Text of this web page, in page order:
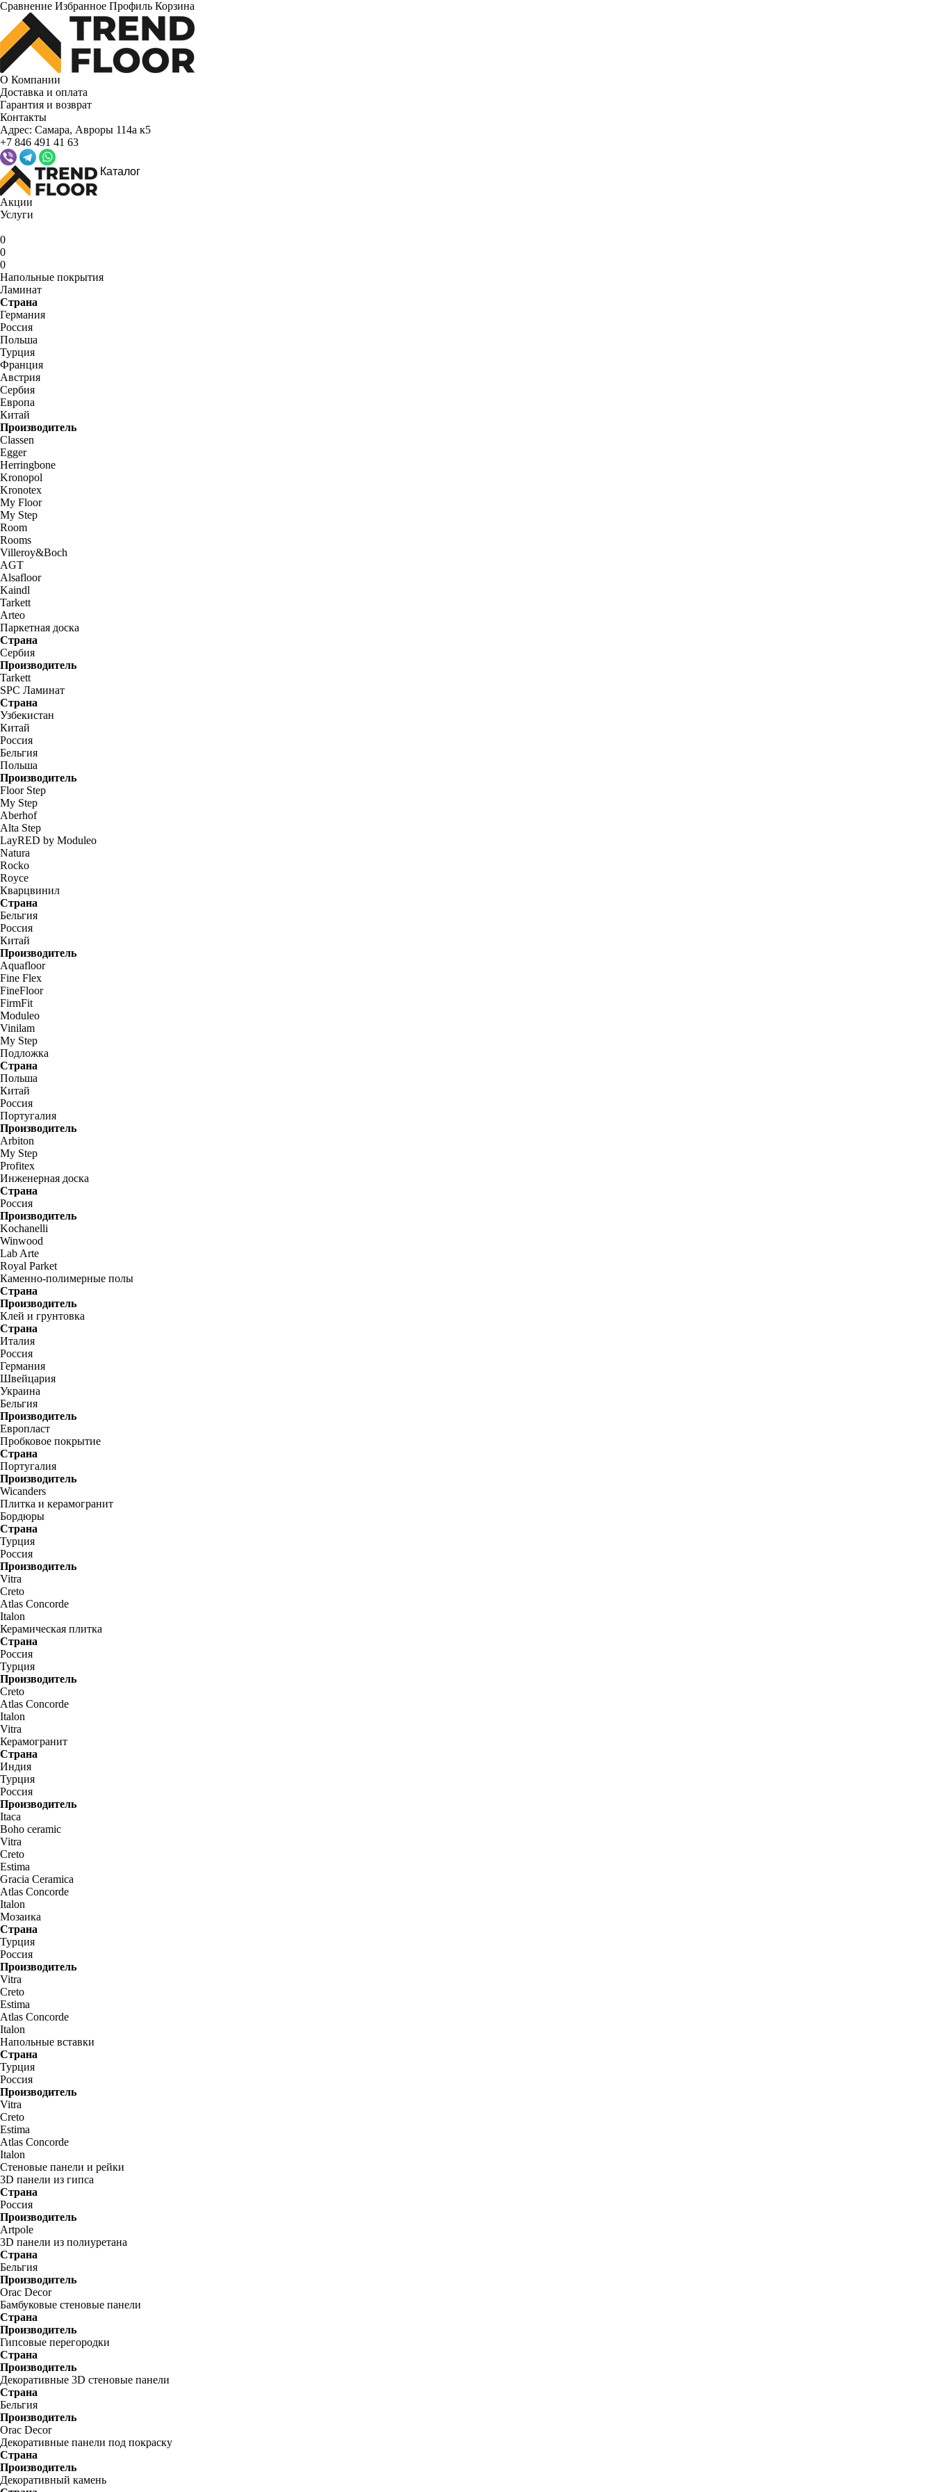
Сравнение Избранное Профиль Корзина
О Компании
Доставка и оплата
Гарантия и возврат
Контакты
Адрес: Самара, Авроры 114а к5
+7 846 491 41 63
Каталог
Акции
Услуги
0
0
0
Напольные покрытия
Ламинат
Страна
Германия
Россия
Польша
Турция
Франция
Австрия
Сербия
Европа
Китай
Производитель
Classen
Egger
Herringbone
Kronopol
Kronotex
My Floor
My Step
Room
Rooms
Villeroy&Boch
AGT
Alsafloor
Kaindl
Tarkett
Arteo
Паркетная доска
Страна
Сербия
Производитель
Tarkett
SPC Ламинат
Страна
Узбекистан
Китай
Россия
Бельгия
Польша
Производитель
Floor Step
My Step
Aberhof
Alta Step
LayRED by Moduleo
Natura
Rocko
Royce
Кварцвинил
Страна
Бельгия
Россия
Китай
Производитель
Aquafloor
Fine Flex
FineFloor
FirmFit
Moduleo
Vinilam
My Step
Подложка
Страна
Польша
Китай
Россия
Португалия
Производитель
Arbiton
My Step
Profitex
Инженерная доска
Страна
Россия
Производитель
Kochanelli
Winwood
Lab Arte
Royal Parket
Каменно-полимерные полы
Страна
Производитель
Клей и грунтовка
Страна
Италия
Россия
Германия
Швейцария
Украина
Бельгия
Производитель
Европласт
Пробковое покрытие
Страна
Португалия
Производитель
Wicanders
Плитка и керамогранит
Бордюры
Страна
Турция
Россия
Производитель
Vitra
Creto
Atlas Concorde
Italon
Керамическая плитка
Страна
Россия
Турция
Производитель
Creto
Atlas Concorde
Italon
Vitra
Керамогранит
Страна
Индия
Турция
Россия
Производитель
Itaca
Boho ceramic
Vitra
Creto
Estima
Gracia Ceramica
Atlas Concorde
Italon
Мозаика
Страна
Турция
Россия
Производитель
Vitra
Creto
Estima
Atlas Concorde
Italon
Напольные вставки
Страна
Турция
Россия
Производитель
Vitra
Creto
Estima
Atlas Concorde
Italon
Стеновые панели и рейки
3D панели из гипса
Страна
Россия
Производитель
Artpole
3D панели из полиуретана
Страна
Бельгия
Производитель
Orac Decor
Бамбуковые стеновые панели
Страна
Производитель
Гипсовые перегородки
Страна
Производитель
Декоративные 3D стеновые панели
Страна
Бельгия
Производитель
Orac Decor
Декоративные панели под покраску
Страна
Производитель
Декоративный камень